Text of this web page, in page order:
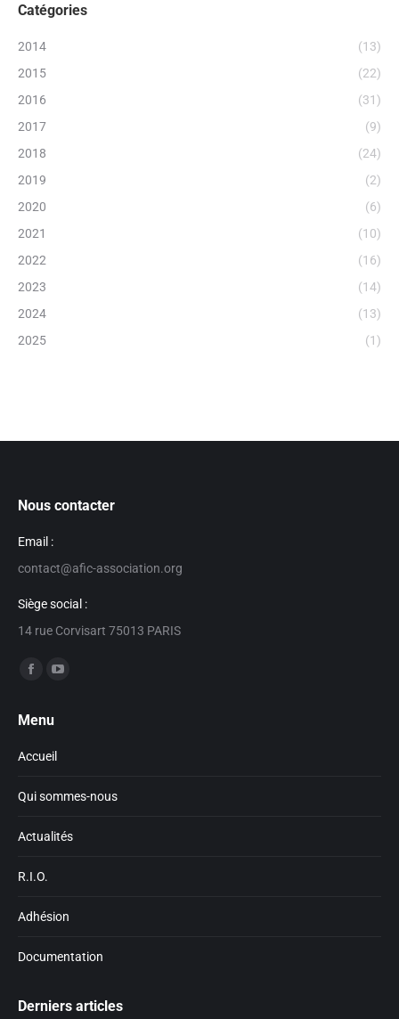
Catégories
2014
(13)
2015
(22)
2016
(31)
2017
(9)
2018
(24)
2019
(2)
2020
(6)
2021
(10)
2022
(16)
2023
(14)
2024
(13)
2025
(1)
Nous contacter
Email :
contact@afic-association.org
Siège social :
14 rue Corvisart 75013 PARIS
Trouvez nous sur :
Facebook
opens
window
in
window
Menu
Accueil
Qui sommes-nous
Actualités
R.I.O.
Adhésion
Documentation
Derniers articles